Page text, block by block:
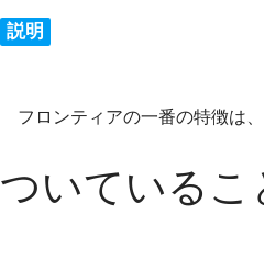
説明
フロンティアの一番の特徴は、
ついているこ